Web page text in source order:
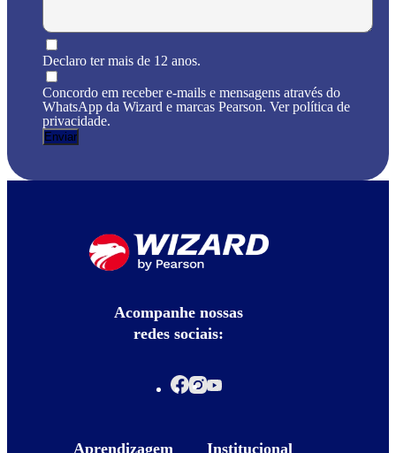
Declaro ter mais de 12 anos.
Concordo em receber e-mails e mensagens através do
WhatsApp da Wizard e marcas Pearson. Ver política de
privacidade.
Acompanhe nossas
redes sociais:
Aprendizagem Institucional